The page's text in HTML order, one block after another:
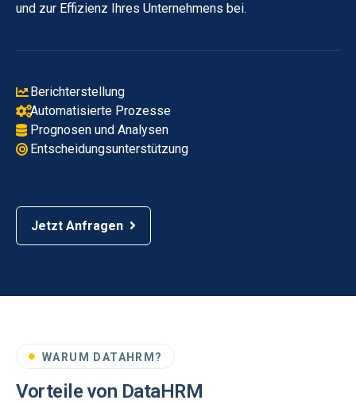
und zur Effizienz Ihres Unternehmens bei.
Berichterstellung
Automatisierte Prozesse
Prognosen und Analysen
Entscheidungsunterstützung
Jetzt Anfragen
WARUM DATAHRM?
Vorteile von DataHRM